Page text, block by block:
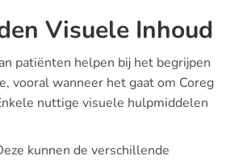
Visuele Inhoud
patiënten helpen bij het begrijpen
vooral wanneer het gaat om Coreg
nuttige visuele hulpmiddelen
kunnen de verschillende